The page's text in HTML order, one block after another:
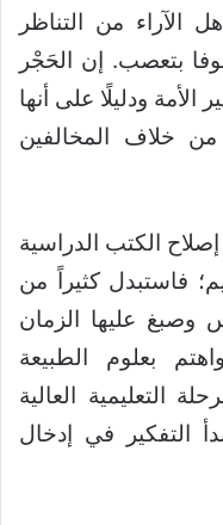
الآراء من التناظر
بتعصب. إن الحَجْر
ودليلًا على أنها
خلاف المخالفين
الكتب الدراسية
فاستبدل كثيراً من
وصبغ عليها الزمان
بعلوم الطبيعة
التعليمية العالية
التفكير في إدخال